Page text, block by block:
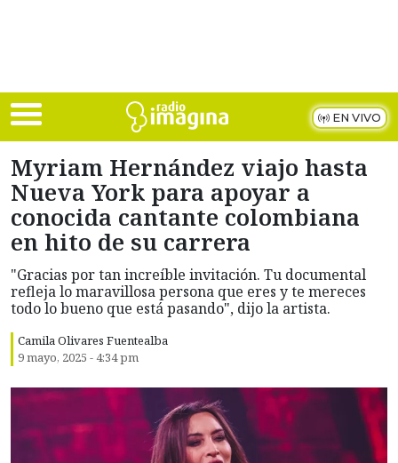
EN VIVO
Myriam Hernández viajo hasta
Nueva York para apoyar a
conocida cantante colombiana
en hito de su carrera
"Gracias por tan increíble invitación. Tu documental
refleja lo maravillosa persona que eres y te mereces
todo lo bueno que está pasando", dijo la artista.
Camila Olivares Fuentealba
9 mayo, 2025 - 4:34 pm